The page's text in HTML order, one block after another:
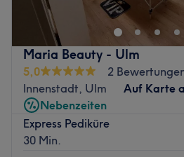
Maria Beauty - Ulm
5,0
2
Innenstadt, Ulm
Auf Karte
Nebenzeiten
Express Pediküre
30 Min.